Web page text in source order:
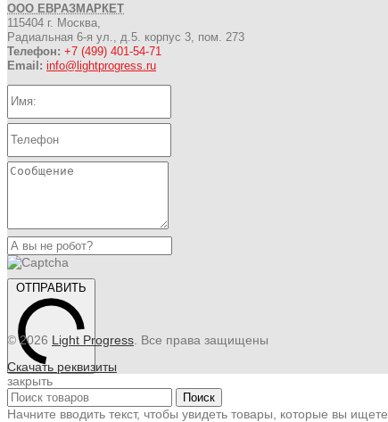
ООО ЕВРАЗМАРКЕТ
115404 г. Москва,
Радиальная 6-я ул., д.5. корпус 3, пом. 273
Телефон: +7 (499) 401-54-71
Email: info@lightprogress.ru
ОТПРАВИТЬ
© 2026 Light Progress . Все права защищены
Скачать реквизиты
закрыть
Поиск
Начните вводить текст, чтобы увидеть товары, которые вы ищете.